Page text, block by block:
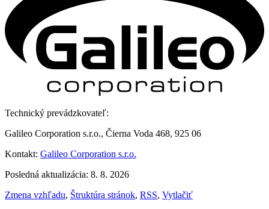
Technický prevádzkovateľ:
Galileo Corporation s.r.o., Čierna Voda 468, 925 06
Kontakt: Galileo Corporation s.r.o.
Posledná aktualizácia: 8. 8. 2026
Zmena vzhľadu, Štruktúra stránok, RSS, Vytlačiť